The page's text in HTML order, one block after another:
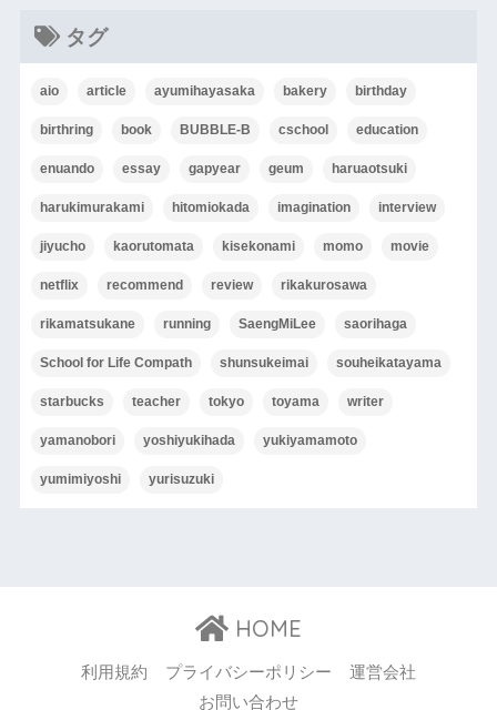
タグ
aio article ayumihayasaka bakery birthday
birthring book BUBBLE-B cschool education
enuando essay gapyear geum haruaotsuki
harukimurakami hitomiokada imagination interview
jiyucho kaorutomata kisekonami momo movie
netflix recommend review rikakurosawa
rikamatsukane running SaengMiLee saorihaga
School for Life Compath shunsukeimai souheikatayama
starbucks teacher tokyo toyama writer
yamanobori yoshiyukihada yukiyamamoto
yumimiyoshi yurisuzuki
HOME
利用規約 プライバシーポリシー
運営会社
お問い合わせ